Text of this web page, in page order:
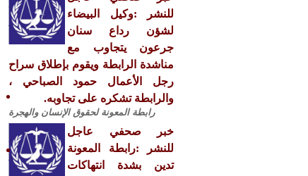
للنشر :وكيل البيضاء
لشؤن رداع سنان
جرعون يتجاوب مع
مناشدة الرابطة ويقوم بإطلاق سراح
رجل الأعمال حمود الصباحي ،
والرابطة تشكره على تجاوبه.
رابطة المعونة لحقوق الإنسان والهجرة
خبر صحفي عاجل
للنشر :رابطة المعونة
تدين بشدة انتهاكات